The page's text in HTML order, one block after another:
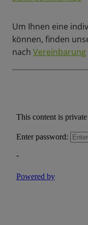
Um Ihnen eine
können, finden
nach Vereinbarung